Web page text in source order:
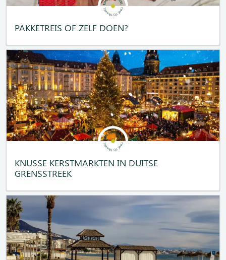
PAKKETREIS OF ZELF DOEN?
KNUSSE KERSTMARKTEN IN DUITSE
GRENSSTREEK